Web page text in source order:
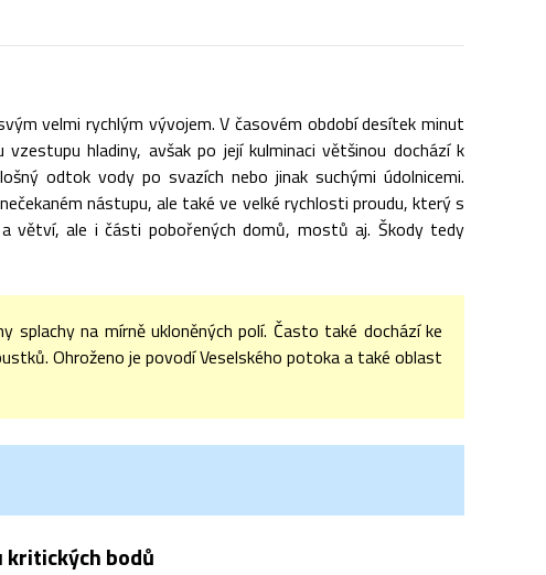
velmi rychlým vývojem. V časovém období desítek minut
hladiny, avšak po její kulminaci většinou dochází k
odtok vody po svazích nebo jinak suchými údolnicemi.
nástupu, ale také ve velké rychlosti proudu, který s
větví, ale i části pobořených domů, mostů aj. Škody tedy
splachy na mírně ukloněných polí. Často také dochází ke
Ohroženo je povodí Veselského potoka a také oblast
bodů